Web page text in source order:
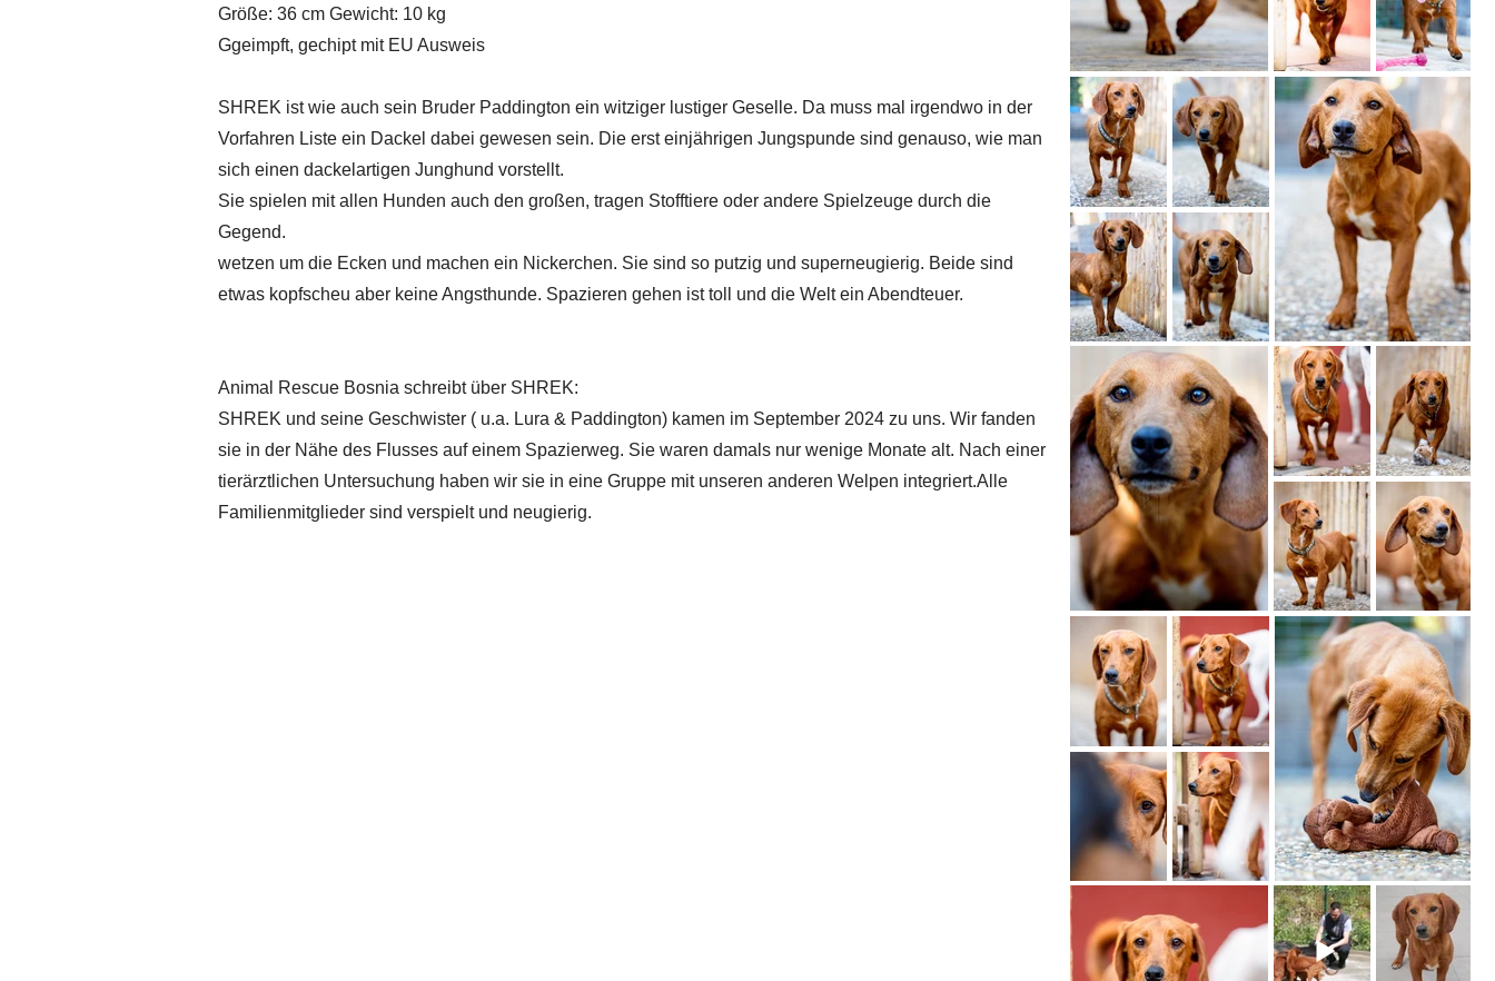
Größe: 36 cm Gewicht: 10 kg
Ggeimpft, gechipt mit EU Ausweis
SHREK ist wie auch sein Bruder Paddington ein witziger lustiger Geselle. Da muss mal irgendwo in der
Vorfahren Liste ein Dackel dabei gewesen sein. Die erst einjährigen Jungspunde sind genauso, wie man
sich einen dackelartigen Junghund vorstellt.
Sie spielen mit allen Hunden auch den großen, tragen Stofftiere oder andere Spielzeuge durch die
Gegend.
wetzen um die Ecken und machen ein Nickerchen. Sie sind so putzig und superneugierig. Beide sind
etwas kopfscheu aber keine Angsthunde. Spazieren gehen ist toll und die Welt ein Abendteuer.
Animal Rescue Bosnia schreibt über SHREK:
SHREK und seine Geschwister ( u.a. Lura & Paddington) kamen im September 2024 zu uns. Wir fanden
sie in der Nähe des Flusses auf einem Spazierweg. Sie waren damals nur wenige Monate alt. Nach einer
tierärztlichen Untersuchung haben wir sie in eine Gruppe mit unseren anderen Welpen integriert.Alle
Familienmitglieder sind verspielt und neugierig.